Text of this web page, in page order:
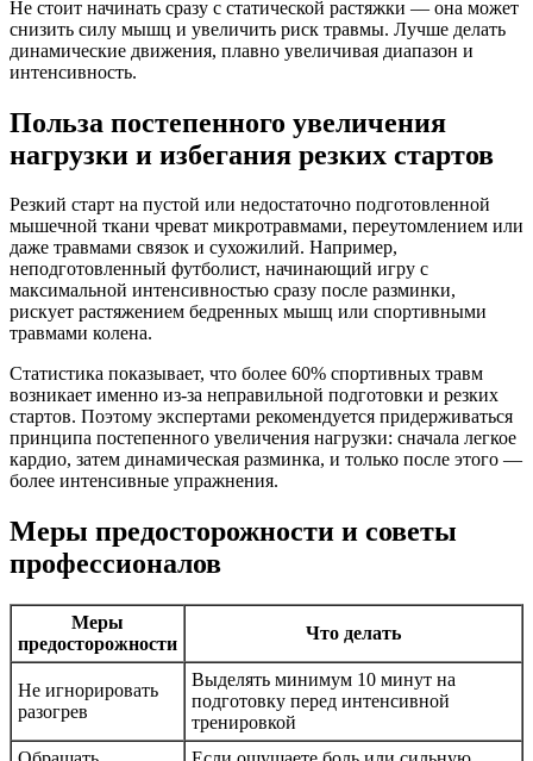
Не стоит начинать сразу с статической растяжки — она может
снизить силу мышц и увеличить риск травмы. Лучше делать
динамические движения, плавно увеличивая диапазон и
интенсивность.
Польза постепенного увеличения
нагрузки и избегания резких стартов
Резкий старт на пустой или недостаточно подготовленной
мышечной ткани чреват микротравмами, переутомлением или
даже травмами связок и сухожилий. Например,
неподготовленный футболист, начинающий игру с
максимальной интенсивностью сразу после разминки,
рискует растяжением бедренных мышц или спортивными
травмами колена.
Статистика показывает, что более 60% спортивных травм
возникает именно из-за неправильной подготовки и резких
стартов. Поэтому экспертами рекомендуется придерживаться
принципа постепенного увеличения нагрузки: сначала легкое
кардио, затем динамическая разминка, и только после этого —
более интенсивные упражнения.
Меры предосторожности и советы
профессионалов
Меры
предосторожности
Что делать
Не игнорировать
разогрев
Выделять минимум 10 минут на
подготовку перед интенсивной
тренировкой